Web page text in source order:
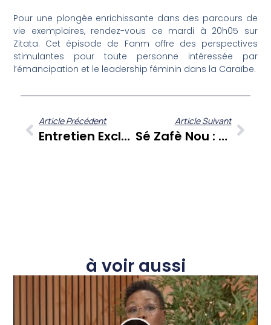
Pour une plongée enrichissante dans des parcours de
vie exemplaires, rendez-vous ce mardi à 20h05 sur
Zitata. Cet épisode de Fanm offre des perspectives
stimulantes pour toute personne intéressée par
l’émancipation et le leadership féminin dans la Caraïbe.
Article Précédent
Entretien Exclusif Avec Steeve Zébina : Les Coulisses De La Programmation Cinéma À Tropiques Atrium
Article Suivant
Sé Zafè Nou : Max Monrose Se Confie Sur Son Cheminement Personnel Et Professionnel
à voir aussi